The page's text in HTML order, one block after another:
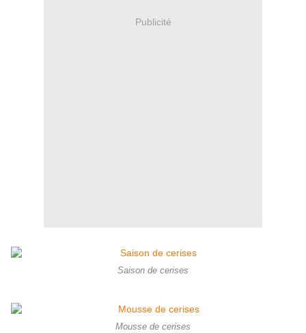
Publicité
Saison de cerises
Mousse de cerises